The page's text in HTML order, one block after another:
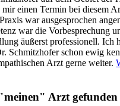
mir einen Termin bei diesem
war ausgesprochen
war die Vorbesprechung
äußerst professionell. Ich
Schmitzhofer schon ewig
Arzt gerne weiter.
Arzt